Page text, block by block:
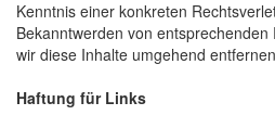
Kenntnis einer konkreten
Bekanntwerden von
wir diese Inhalte umgehend
Haftung für Links